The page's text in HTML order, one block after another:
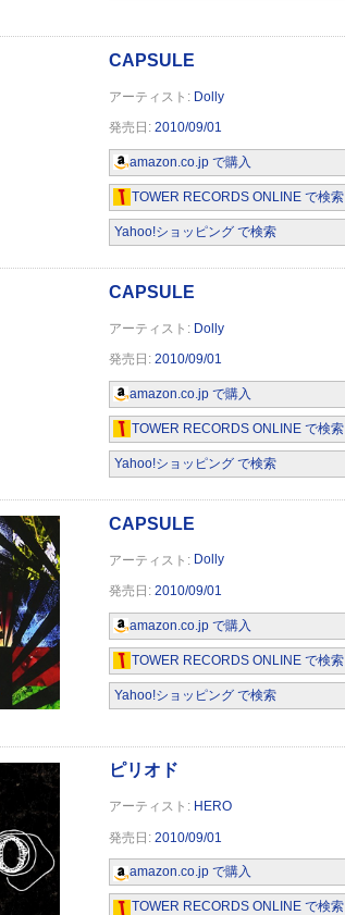
Dolly
2010/09/01
amazon.co.jp で購入
TOWER RECORDS ONLINE で検索
Yahoo!ショッピング で検索
Dolly
2010/09/01
amazon.co.jp で購入
TOWER RECORDS ONLINE で検索
Yahoo!ショッピング で検索
Dolly
2010/09/01
amazon.co.jp で購入
TOWER RECORDS ONLINE で検索
Yahoo!ショッピング で検索
HERO
2010/09/01
amazon.co.jp で購入
TOWER RECORDS ONLINE で検索
COSMIC☆GIRL
Precious (初回生産限定盤)(DVD付)